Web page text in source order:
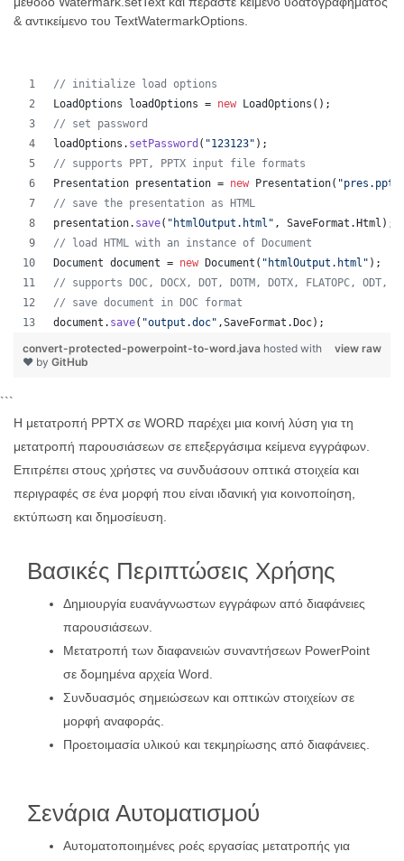
& αντικείμενο του TextWatermarkOptions.
// initialize load options
LoadOptions
loadOptions = new LoadOptions ();
// set password
loadOptions . setPassword ( "123123" );
// supports PPT, PPTX input file formats
Presentation presentation = new Presentation(
// save the presentation as HTML
presentation. save( "htmlOutput.html" , SaveFormat . Html );
// load HTML with an instance of Document
Document document = new Document ( "htmlOutput.html" );
// supports DOC, DOCX, DOT, DOTM, DOTX, FLATOPC,
// save document in DOC format
document . save( "output.doc" ,SaveFormat . Doc);
view raw
convert-protected-powerpoint-to-word.java hosted with
❤ by GitHub
```
Η μετατροπή PPTX σε WORD παρέχει μια κοινή λύση για τη
μετατροπή παρουσιάσεων σε επεξεργάσιμα κείμενα εγγράφων.
Επιτρέπει στους χρήστες να συνδυάσουν οπτικά στοιχεία και
περιγραφές σε ένα μορφή που είναι ιδανική για κοινοποίηση,
εκτύπωση και δημοσίευση.
Βασικές Περιπτώσεις Χρήσης
Δημιουργία ευανάγνωστων εγγράφων από διαφάνειες
παρουσιάσεων.
Μετατροπή των διαφανειών συναντήσεων PowerPoint
σε δομημένα αρχεία Word.
Συνδυασμός σημειώσεων και οπτικών στοιχείων σε
μορφή αναφοράς.
Προετοιμασία υλικού και τεκμηρίωσης από διαφάνειες.
Σενάρια Αυτοματισμού
Αυτοματοποιημένες ροές εργασίας μετατροπής για